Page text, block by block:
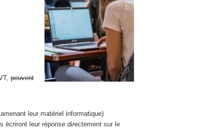
peuvent
leur matériel informatique)
écriront leur réponse directement sur le